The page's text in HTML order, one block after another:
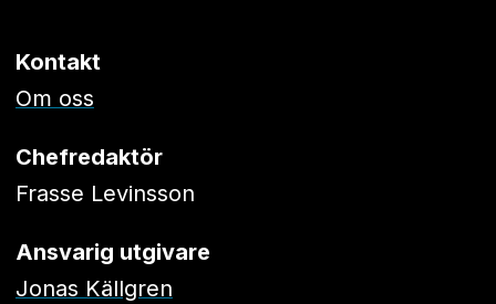
Kontakt
Om oss
Chefredaktör
Frasse Levinsson
Ansvarig utgivare
Jonas Källgren